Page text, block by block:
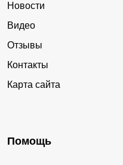
Новости
Видео
Отзывы
Контакты
Карта сайта
Помощь